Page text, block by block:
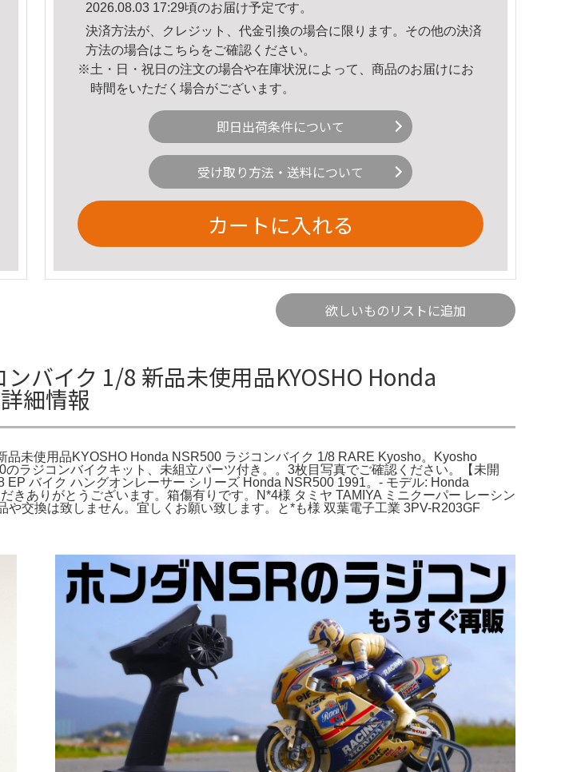
2026.08.03 17:29頃のお届け予定です。
決済方法が、クレジット、代金引換の場合に限ります。その他の決済
方法の場合はこちら をご確認ください。
※土・日・祝日の注文の場合や在庫状況によって、商品のお届けにお
時間をいただく場合がございます。
即日出荷条件について
受け取り方法・送料について
カートに入れる
欲しいものリストに追加
バイク 1/8 新品未使用品KYOSHO Honda
細情報
未使用品KYOSHO Honda NSR500 ラジコンバイク 1/8 RARE Kyosho。Kyosho
ラジコンバイクキット、未組立パーツ付き。。3枚目写真でご確認ください。【未開
バイク ハングオンレーサー シリーズ Honda NSR500 1991。- モデル: Honda
きありがとうございます。箱傷有りです。N*4様 タミヤ TAMIYA ミニクーパー レーシン
交換は致しません。宜しくお願い致します。と*も様 双葉電子工業 3PV-R203GF